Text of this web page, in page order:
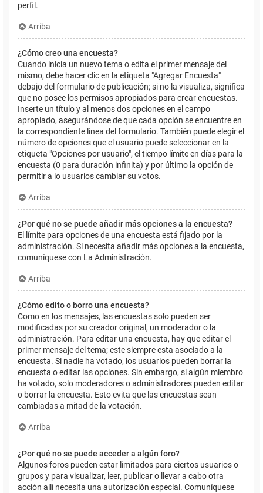
perfil.
Arriba
¿Cómo creo una encuesta?
Cuando inicia un nuevo tema o edita el primer mensaje del
mismo, debe hacer clic en la etiqueta "Agregar Encuesta"
debajo del formulario de publicación; si no la visualiza, significa
que no posee los permisos apropiados para crear encuestas.
Inserte un título y al menos dos opciones en el campo
apropiado, asegurándose de que cada opción se encuentre en
la correspondiente línea del formulario. También puede elegir el
número de opciones que el usuario puede seleccionar en la
etiqueta "Opciones por usuario", el tiempo límite en días para la
encuesta (0 para duración infinita) y por último la opción de
permitir a lo usuarios cambiar su votos.
Arriba
¿Por qué no se puede añadir más opciones a la encuesta?
El límite para opciones de una encuesta está fijado por la
administración. Si necesita añadir más opciones a la encuesta,
comuníquese con La Administración.
Arriba
¿Cómo edito o borro una encuesta?
Como en los mensajes, las encuestas solo pueden ser
modificadas por su creador original, un moderador o la
administración. Para editar una encuesta, hay que editar el
primer mensaje del tema; este siempre esta asociado a la
encuesta. Si nadie ha votado, los usuarios pueden borrar la
encuesta o editar las opciones. Sin embargo, si algún miembro
ha votado, solo moderadores o administradores pueden editar
o borrar la encuesta. Esto evita que las encuestas sean
cambiadas a mitad de la votación.
Arriba
¿Por qué no se puede acceder a algún foro?
Algunos foros pueden estar limitados para ciertos usuarios o
grupos y para visualizar, leer, publicar o llevar a cabo otra
acción allí necesita una autorización especial. Comuníquese